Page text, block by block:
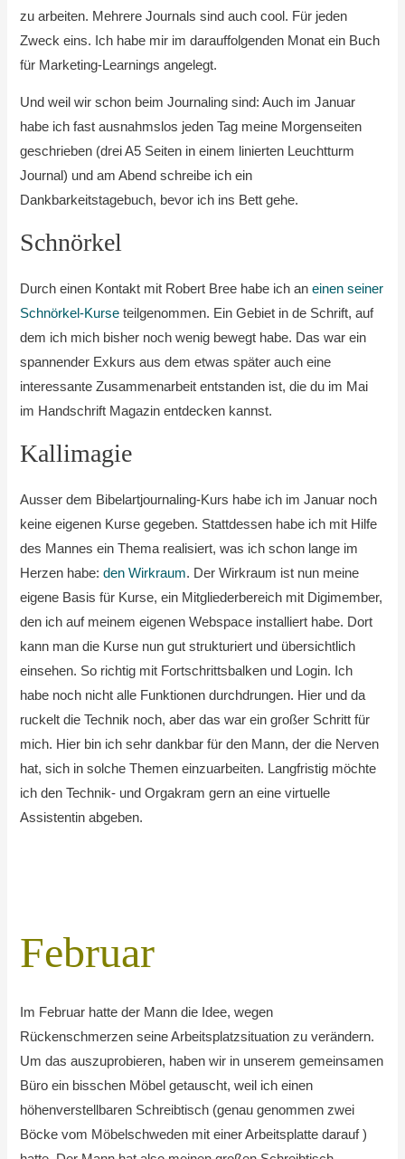
zu arbeiten. Mehrere Journals sind auch cool. Für jeden
Zweck eins. Ich habe mir im darauffolgenden Monat ein Buch
für Marketing-Learnings angelegt.
Und weil wir schon beim Journaling sind: Auch im Januar
habe ich fast ausnahmslos jeden Tag meine Morgenseiten
geschrieben (drei A5 Seiten in einem linierten Leuchtturm
Journal) und am Abend schreibe ich ein
Dankbarkeitstagebuch, bevor ich ins Bett gehe.
Schnörkel
Durch einen Kontakt mit Robert Bree habe ich aneinen seiner
Schnörkel-Kurse teilgenommen. Ein Gebiet in de Schrift, auf
dem ich mich bisher noch wenig bewegt habe. Das war ein
spannender Exkurs aus dem etwas später auch eine
interessante Zusammenarbeit entstanden ist, die du im Mai
im Handschrift Magazin entdecken kannst.
Kallimagie
Ausser dem Bibelartjournaling-Kurs habe ich im Januar noch
keine eigenen Kurse gegeben. Stattdessen habe ich mit Hilfe
des Mannes ein Thema realisiert, was ich schon lange im
Herzen habe:den Wirkraum. Der Wirkraum ist nun meine
eigene Basis für Kurse, ein Mitgliederbereich mit Digimember,
den ich auf meinem eigenen Webspace installiert habe. Dort
kann man die Kurse nun gut strukturiert und übersichtlich
einsehen. So richtig mit Fortschrittsbalken und Login. Ich
habe noch nicht alle Funktionen durchdrungen. Hier und da
ruckelt die Technik noch, aber das war ein großer Schritt für
mich. Hier bin ich sehr dankbar für den Mann, der die Nerven
hat, sich in solche Themen einzuarbeiten. Langfristig möchte
ich den Technik- und Orgakram gern an eine virtuelle
Assistentin abgeben.
Februar
Im Februar hatte der Mann die Idee, wegen
Rückenschmerzen seine Arbeitsplatzsituation zu verändern.
Um das auszuprobieren, haben wir in unserem gemeinsamen
Büro ein bisschen Möbel getauscht, weil ich einen
höhenverstellbaren Schreibtisch (genau genommen zwei
Böcke vom Möbelschweden mit einer Arbeitsplatte darauf )